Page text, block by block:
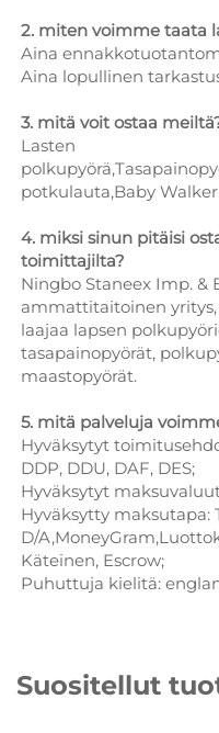
2. miten voimme taata
Aina
Aina lopullinen
3. mitä voit ostaa
Lasten
potkulauta,Baby
4. miksi sinun pitäisi
toimittajilta?
Ningbo Staneex Imp. &
ammattitaitoinen
laajaa lapsen
tasapainopyörät,
maastopyörät.
5. mitä palveluja
Hyväksytyt
DDP, DDU, DAF, DES;
Hyväksytyt
Hyväksytty maksutapa:
D/
Käteinen, Escrow;
Puhuttuja kielitä:
Suositellut